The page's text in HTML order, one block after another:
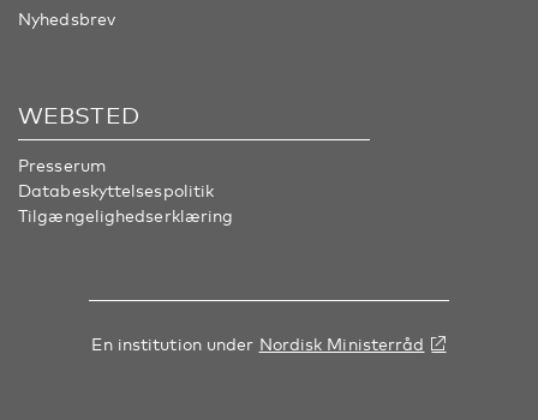
Nyhedsbrev
WEBSTED
Presserum
Databeskyttelsespolitik
Tilgængelighedserklæring
En institution under Nordisk Ministerråd